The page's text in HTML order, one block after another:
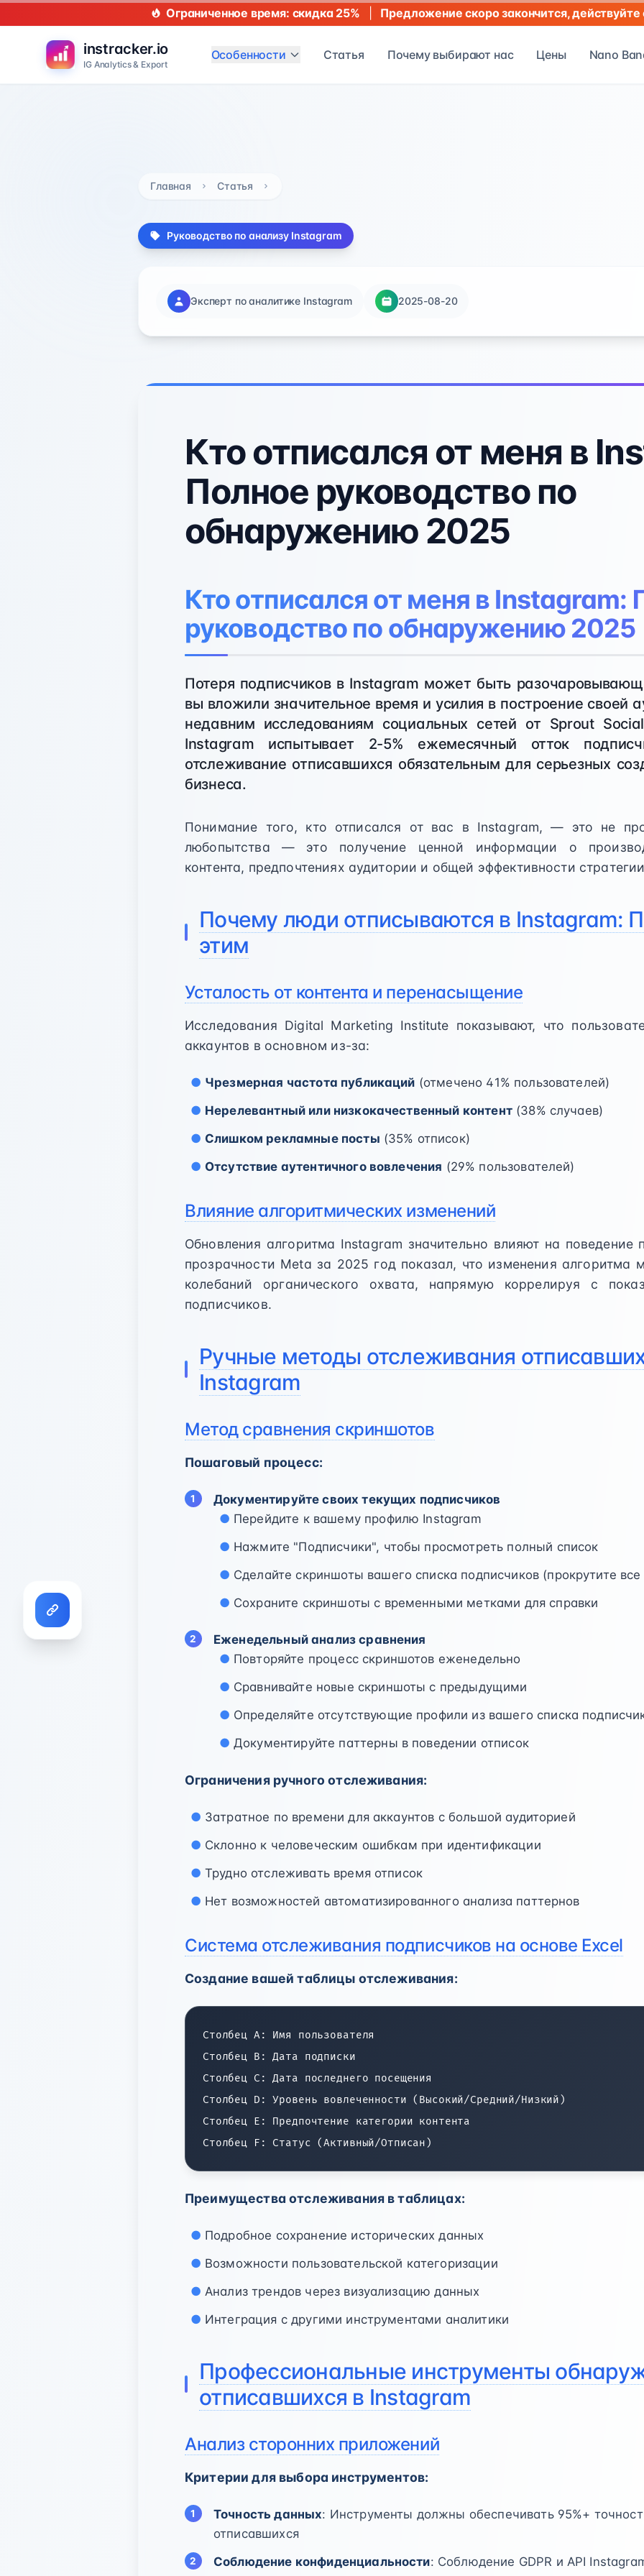
Ограниченное время: скидка 25% Предложение скоро закончится, действуйте
instracker.io
IG Analytics & Export
Особенности Статья Почему выбирают нас Цены Nano
Главная Статья
Руководство по анализу Instagram
Эксперт по аналитике Instagram 2025-08-20
Кто отписался от меня в
Полное руководство по
обнаружению 2025
Кто отписался от меня в Instagram:
руководство по обнаружению 2025
Потеря подписчиков в Instagram может быть
вы вложили значительное время и усилия в построение своей
недавним исследованиям социальных сетей от Sprout
Instagram испытывает 2-5% ежемесячный отток
отслеживание отписавшихся обязательным для серьезных
бизнеса.
Понимание того, кто отписался от вас в Instagram, — это не
любопытства — это получение ценной информации о
контента, предпочтениях аудитории и общей эффективности
Почему люди отписываются в Instagram:
этим
Усталость от контента и перенасыщение
Исследования Digital Marketing Institute показывают, что
аккаунтов в основном из-за:
Чрезмерная частота публикаций (отмечено 41% пользователей)
Нерелевантный или низкокачественный контент(38% случаев)
Слишком рекламные посты (35% отписок)
Отсутствие аутентичного вовлечения (29% пользователей)
Влияние алгоритмических изменений
Обновления алгоритма Instagram значительно влияют на поведение
прозрачности Meta за 2025 год показал, что изменения алгоритма
колебаний органического охвата, напрямую коррелируя с
подписчиков.
Ручные методы отслеживания
Instagram
Метод сравнения скриншотов
Пошаговый процесс:
Документируйте своих текущих подписчиков
Перейдите к вашему профилю Instagram
Нажмите "Подписчики", чтобы просмотреть полный список
Сделайте скриншоты вашего списка подписчиков (прокрутите
Сохраните скриншоты с временными метками для справки
Еженедельный анализ сравнения
Повторяйте процесс скриншотов еженедельно
Сравнивайте новые скриншоты с предыдущими
Определяйте отсутствующие профили из вашего списка
Документируйте паттерны в поведении отписок
Ограничения ручного отслеживания:
Затратное по времени для аккаунтов с большой аудиторией
Склонно к человеческим ошибкам при идентификации
Трудно отслеживать время отписок
Нет возможностей автоматизированного анализа паттернов
Система отслеживания подписчиков на основе Excel
Создание вашей таблицы отслеживания:
Столбец A: Имя пользователя
Столбец B: Дата подписки
Столбец C: Дата последнего посещения
Столбец D: Уровень вовлеченности (Высокий/Средний/Низкий)
Столбец E: Предпочтение категории контента
Преимущества отслеживания в таблицах:
Подробное сохранение исторических данных
Возможности пользовательской категоризации
Анализ трендов через визуализацию данных
Интеграция с другими инструментами аналитики
Профессиональные инструменты
отписавшихся в Instagram
Анализ сторонних приложений
Критерии для выбора инструментов:
Точность данных: Инструменты должны обеспечивать 95%+
отписавшихся
Соблюдение конфиденциальности: Соблюдение GDPR и API